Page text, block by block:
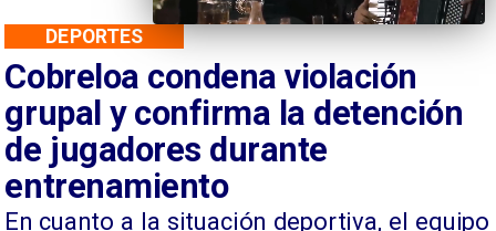
Cobreloa condena violación
grupal y confirma la detención
de jugadores durante
entrenamiento
​En cuanto a la situación deportiva, el equipo
DEPORTES